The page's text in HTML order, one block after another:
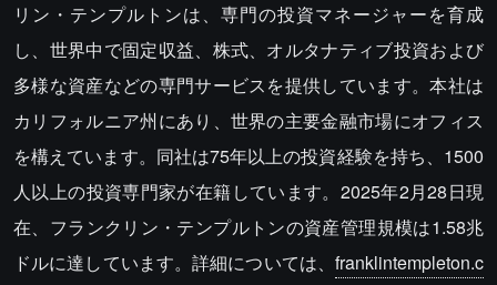
リン・テンプルトンは、専門の投資マネージャーを育成
し、世界中で固定収益、株式、オルタナティブ投資および
多様な資産などの専門サービスを提供しています。本社は
カリフォルニア州にあり、世界の主要金融市場にオフィス
を構えています。同社は75年以上の投資経験を持ち、1500
人以上の投資専門家が在籍しています。2025年2月28日現
在、フランクリン・テンプルトンの資産管理規模は1.58兆
ドルに達しています。詳細については、 franklintempleton.c